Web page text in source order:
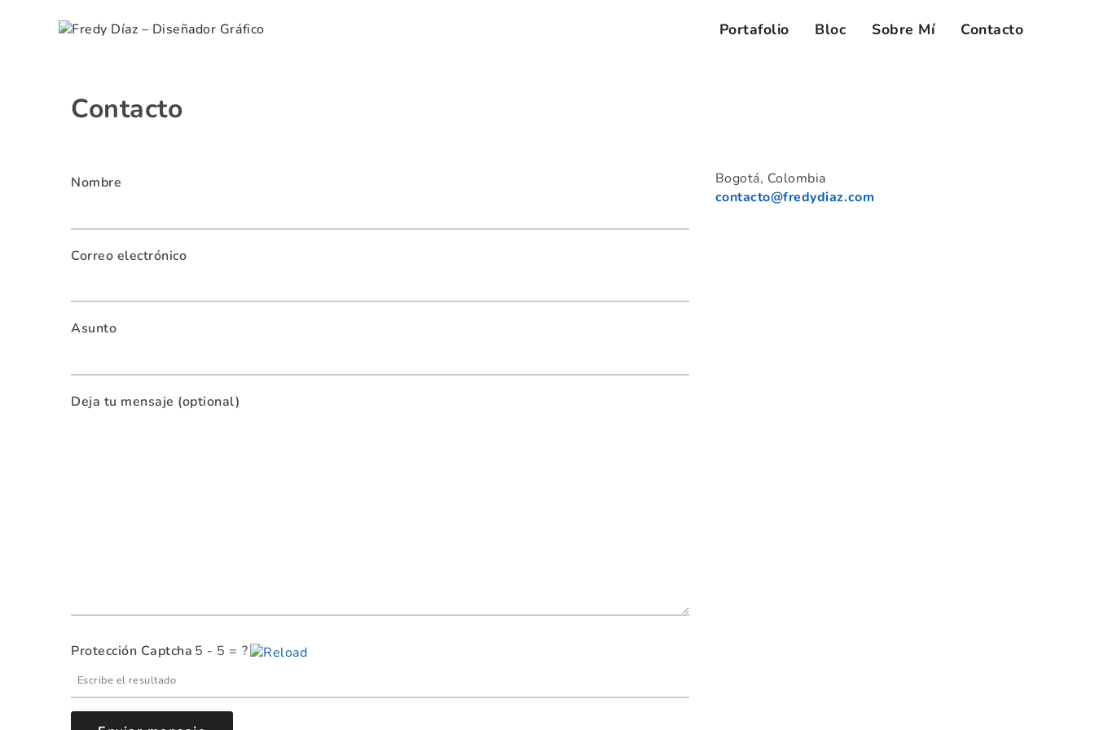
Portafolio Bloc Sobre Mí Contacto
Contacto
Nombre
Correo electrónico
Asunto
Deja tu mensaje (optional)
Protección Captcha 5 - 5 = ?
enter
Bogotá, Colombia
contacto@fredydiaz.com